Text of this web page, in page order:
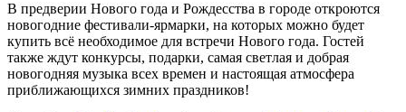
В предверии Нового года и Рождесства в городе откроются
новогодние фестивали-ярмарки, на которых можно будет
купить всё необходимое для встречи Нового года. Гостей
также ждут конкурсы, подарки, самая светлая и добрая
новогодняя музыка всех времен и настоящая атмосфера
приближающихся зимних праздников!